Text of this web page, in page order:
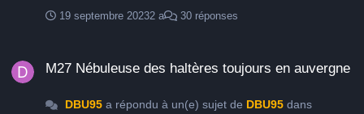
19 septembre 20232 a 30 réponses
M27 Nébuleuse des haltères toujours en auvergne
DBU95a répondu à un(e) sujet de DBU95dans